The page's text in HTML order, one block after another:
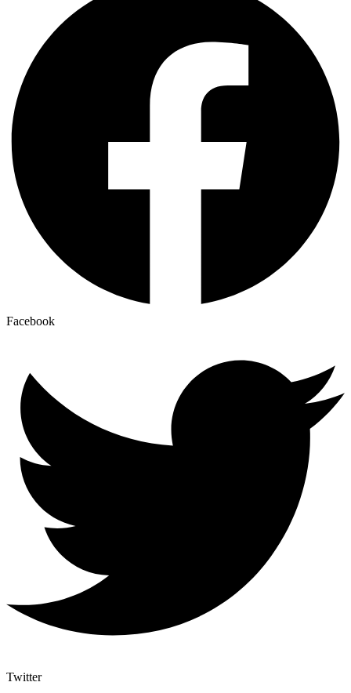
Facebook
Twitter